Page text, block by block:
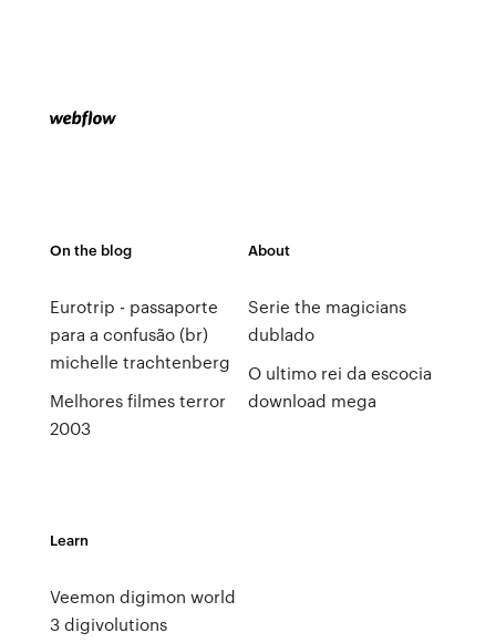
On the blog
Eurotrip - passaporte
para a confusão (br)
michelle trachtenberg
Melhores filmes terror
2003
About
Serie the magicians
dublado
O ultimo rei da escocia
download mega
Learn
Veemon digimon world
3 digivolutions